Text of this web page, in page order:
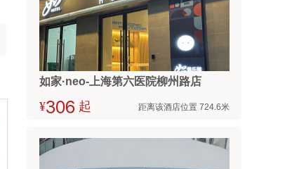
如家·neo-上海第六医院柳州路店
¥ 起 距离该酒店位置 724.6米